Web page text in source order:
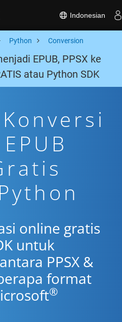
Indonesian
Python Conversion
EPUB, PPSX ke
atau Python SDK
online gratis
untuk
PPSX &
format
®